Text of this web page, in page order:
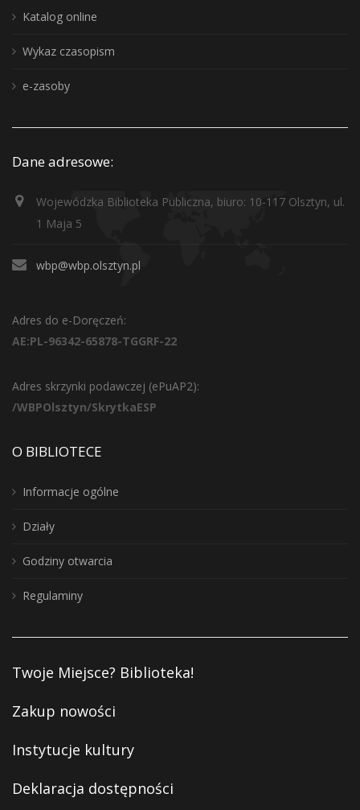
Katalog online
Wykaz czasopism
e-zasoby
Dane adresowe:
Wojewódzka Biblioteka Publiczna, biuro: 10-117 Olsztyn, ul.
1 Maja 5
wbp@wbp.olsztyn.pl
Adres do e-Doręczeń:
AE:PL-96342-65878-TGGRF-22
Adres skrzynki podawczej (ePuAP2):
/WBPOlsztyn/SkrytkaESP
O BIBLIOTECE
Informacje ogólne
Działy
Godziny otwarcia
Regulaminy
Twoje Miejsce? Biblioteka!
Zakup nowości
Instytucje kultury
Deklaracja dostępności